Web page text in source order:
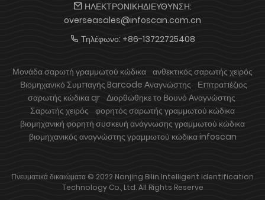
ΗΛΕΚΤΡΟΝΙΚΗΔΙΕΥΘΥΝΣΗ:
overseasales@infoscan.com.cn
Τηλέφωνο: +86-13722725408
Μονάδα σαρωτή γραμμωτού κώδικα ανθεκτικός σαρωτής χειρός
Βιομηχανικό Συμπαγής Barcode Αναγνώστης
Επιτραπέζιος
σαρωτής κώδικα qr Διορθώθηκε το Βουνό Αναγνώστης
Σαρωτής χειρός φορητός σαρωτής γραμμωτού κώδικα
βιομηχανική φορητή συσκευή ανάγνωσης γραμμωτού κώδικα
βιομηχανικός αναγνώστης γραμμωτού κώδικα infoscan
Πνευματικά δικαιώματα © 2022 Nanjing Bilin Intelligent Identification
Technology Co., Ltd. All Rights Reserve